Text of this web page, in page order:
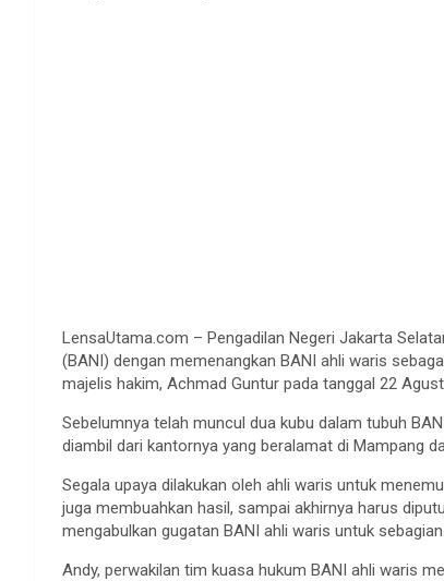
LensaUtama.com – Pengadilan Negeri Jakarta
(BANI) dengan memenangkan BANI ahli waris
majelis hakim, Achmad Guntur pada tanggal 22
Sebelumnya telah muncul dua kubu dalam tubuh
diambil dari kantornya yang beralamat di Mampang
Segala upaya dilakukan oleh ahli waris untuk
juga membuahkan hasil, sampai akhirnya harus
mengabulkan gugatan BANI ahli waris untuk sebagian.
Andy, perwakilan tim kuasa hukum BANI ahli waris